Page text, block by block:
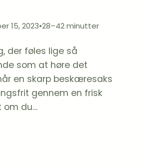
15, 2023•28–42 minutter
der føles lige så
som at høre det
en skarp beskæresaks
gennem en frisk
om du…